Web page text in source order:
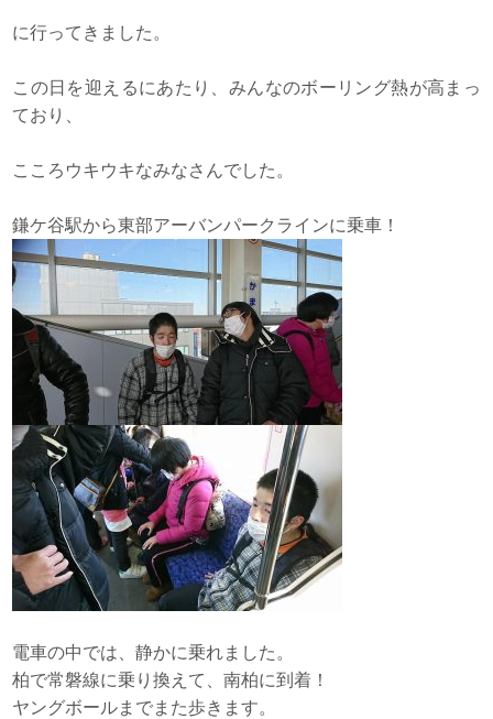
に行ってきました。
この日を迎えるにあたり、みんなのボーリング熱が高まっ
ており、
こころウキウキなみなさんでした。
鎌ケ谷駅から東部アーバンパークラインに乗車！
電車の中では、静かに乗れました。
柏で常磐線に乗り換えて、南柏に到着！
ヤングボールまでまた歩きます。